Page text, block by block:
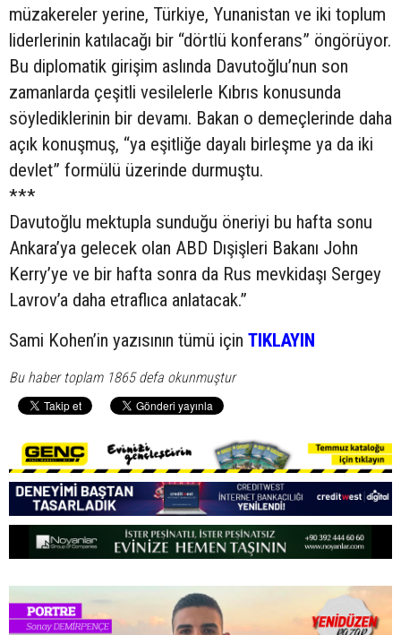
müzakereler yerine, Türkiye, Yunanistan ve iki toplum
liderlerinin katılacağı bir “dörtlü konferans” öngörüyor.
Bu diplomatik girişim aslında Davutoğlu’nun son
zamanlarda çeşitli vesilelerle Kıbrıs konusunda
söylediklerinin bir devamı. Bakan o demeçlerinde daha
açık konuşmuş, “ya eşitliğe dayalı birleşme ya da iki
devlet” formülü üzerinde durmuştu.
***
Davutoğlu mektupla sunduğu öneriyi bu hafta sonu
Ankara’ya gelecek olan ABD Dışişleri Bakanı John
Kerry’ye ve bir hafta sonra da Rus mevkidaşı Sergey
Lavrov’a daha etraflıca anlatacak.”
Sami Kohen’in yazısının tümü için TIKLAYIN
Bu haber toplam 1865 defa okunmuştur